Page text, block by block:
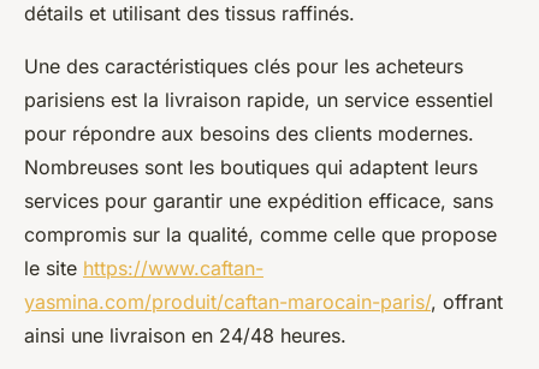
détails et utilisant des tissus raffinés.
Une des caractéristiques clés pour les acheteurs
parisiens est la livraison rapide, un service essentiel
pour répondre aux besoins des clients modernes.
Nombreuses sont les boutiques qui adaptent leurs
services pour garantir une expédition efficace, sans
compromis sur la qualité, comme celle que propose
le site https://www.caftan-
yasmina.com/produit/caftan-marocain-paris/, offrant
ainsi une livraison en 24/48 heures.